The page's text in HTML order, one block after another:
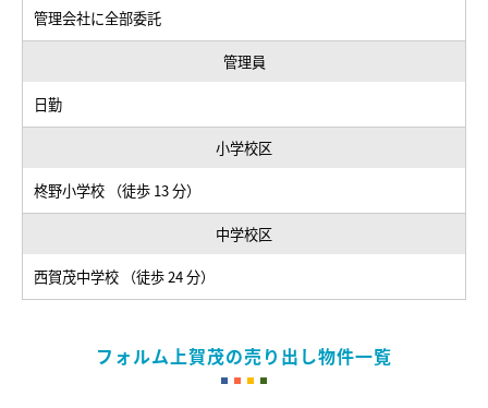
管理会社に全部委託
管理員
日勤
小学校区
柊野小学校 （徒歩 13 分）
中学校区
西賀茂中学校 （徒歩 24 分）
フォルム上賀茂の売り出し物件一覧